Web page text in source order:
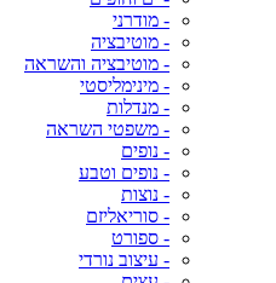
- מודרני
- מוטיבציה
- מוטיבציה והשראה
- מינימליסטי
- מנדלות
- משפטי השראה
- נופים
- נופים וטבע
- נוצות
- סוריאליזם
- ספורט
- עיצוב נורדי